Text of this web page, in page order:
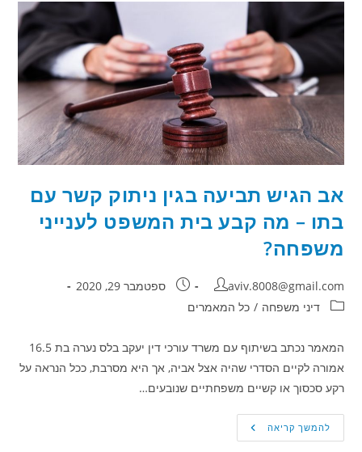
הדין
נעתר
לבקשת
הבעל
לפטור
אותו
ממזונות
אישה?
אב הגיש תביעה בגין ניתוק קשר עם
בתו – מה קבע בית המשפט לענייני
משפחה?
מחבר:
aviv.8008@gmail.com פורסם:ספטמבר 29, 2020
קטגוריה:דיני משפחה / כל המאמרים
המאמר נכתב בשיתוף עם משרד עורכי דין יעקב בלס נערה בת 16.5
אמורה לקיים הסדרי שהיה אצל אביה, אך היא מסרבת, ככל הנראה על
רקע סכסוך או קשיים משפחתיים שנובעים…
להמשך קריאהאב
הגיש